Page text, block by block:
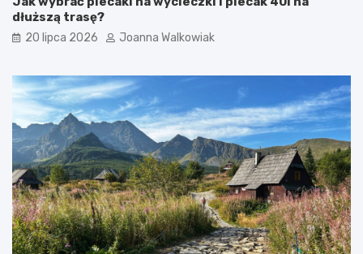
t
ó
w
t
y
i
r
a
c
j
dłuższą trasę?
20 lipca 2026 Joanna Walkowiak